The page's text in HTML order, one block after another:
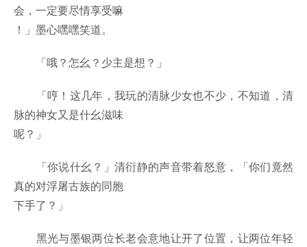
会，一定要尽情享受嘛
！」墨心嘿嘿笑道。
「哦？怎幺？少主是想？」
「哼！这几年，我玩的清脉少女也不少，不知道，清
脉的神女又是什幺滋味
呢？」
「你说什幺？」清衍静的声音带着怒意，「你们竟然
真的对浮屠古族的同胞
下手了？」
黑光与墨银两位长老会意地让开了位置，让两位年轻